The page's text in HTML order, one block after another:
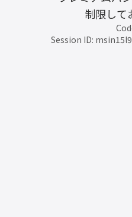
制限して
Session ID: